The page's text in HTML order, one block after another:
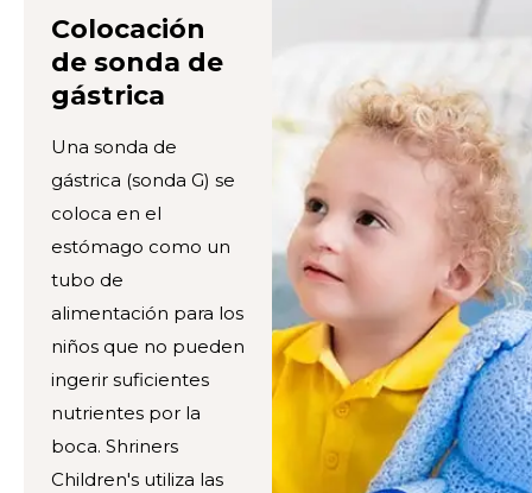
Colocación
de sonda de
gástrica
Una sonda de
gástrica (sonda G) se
coloca en el
estómago como un
tubo de
alimentación para los
niños que no pueden
ingerir suficientes
nutrientes por la
boca. Shriners
Children's utiliza las